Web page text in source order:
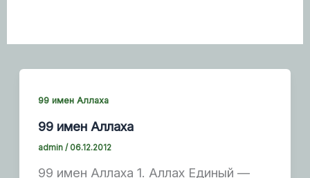
99 имен Аллаха
99 имен Аллаха
admin/ 06.12.2012
99 имен Аллаха 1. Аллах Единый —